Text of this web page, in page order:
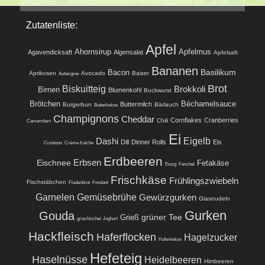
Zutatenliste:
Agavendicksaft Ahornsirup Algensalat Apfel Apfelmus Apfelsaft
Aprikosen Aubergine Avocado Bacon Baiser Bananen Basilikum
Birnen Biskuitteig Blumenkohl Bockwurst Brokkoli Brot
Brötchen Burgerbun Butterkekse Buttermilch Bärlauch Béchamelsauce
Camembert Champignons Cheddar Chili Cornflakes Cranberries
Croûtons Crème fraîche Dashi Dill Dinner Rolls Ei Eigelb Eis
Eischnee Erbsen Erdbeeren Essig Fenchel Fetakäse
Fischstäbchen Fladenbrot Fondant Frischkäse Frühlingszwiebeln
Garnelen Gemüsebrühe Gewürzgurken Glasnudeln
Gouda griechischer Joghurt Grieß grüner Tee Gurken
Hackfleisch Haferflocken Haferkekse Hagelzucker
Haselnüsse Hefeteig Heidelbeeren Himbeeren